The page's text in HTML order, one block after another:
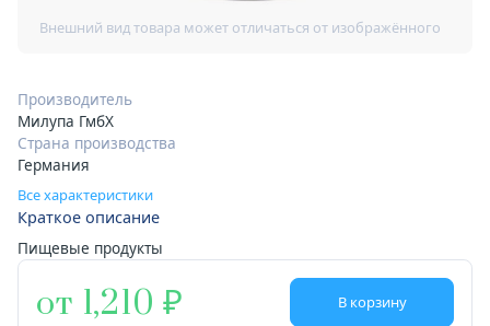
Производитель
Милупа ГмбХ
Страна производства
Германия
Все характеристики
Краткое описание
Пищевые продукты
от 1,210 В корзину